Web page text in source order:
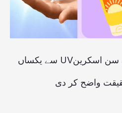
کیمیکل اور معدنی دونوں سن اسکرینUV سے یکساں
واضح کر دی